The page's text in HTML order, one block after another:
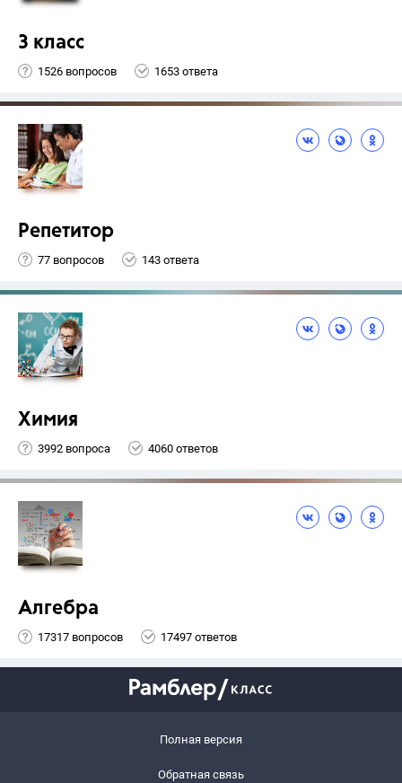
3 класс
1526 вопросов 1653 ответа
Репетитор
77 вопросов 143 ответа
Химия
3992 вопроса 4060 ответов
Алгебра
17317 вопросов 17497 ответов
Полная версия
Обратная связь